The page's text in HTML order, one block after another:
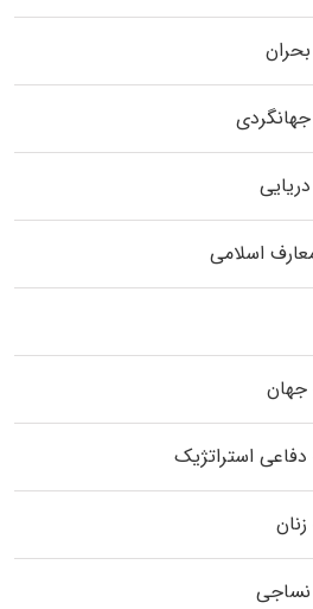
اسلامی
جهان
استراتژیک
نساجی